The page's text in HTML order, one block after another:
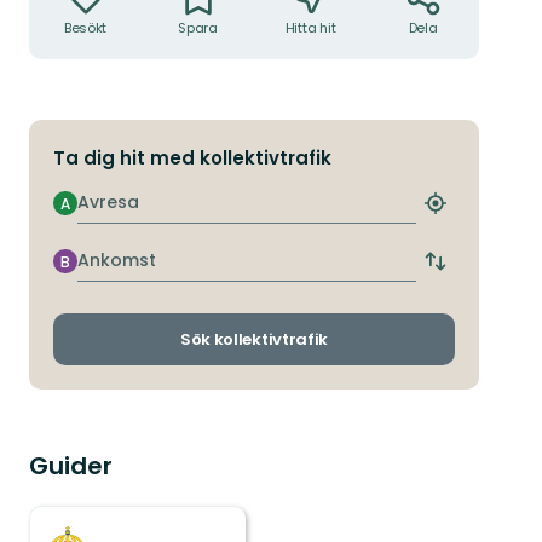
Besökt Spara Hitta hit Dela
Ta dig hit med kollektivtrafik
Avresa
A
Hitta
hållplats
Ankomst
B
Byt
och
Sök kollektivtrafik
Guider